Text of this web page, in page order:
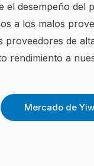
el desempeño del
a los malos
de
rendimiento a
Mercado de